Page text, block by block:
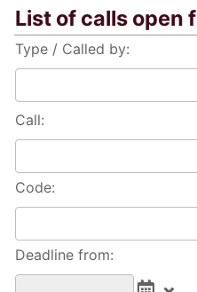
List of calls open
Type / Called by:
Call:
Code:
Deadline from: